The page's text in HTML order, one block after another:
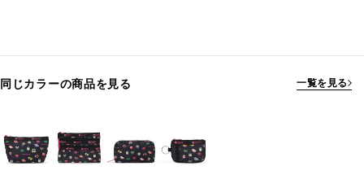
同じカラーの商品を見る 一覧を見る